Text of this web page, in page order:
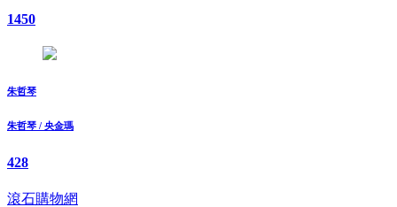
1450
朱哲琴
朱哲琴 / 央金瑪
428
滾石購物網